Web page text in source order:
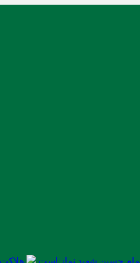
امام حسین شهید نماز است هلاکت